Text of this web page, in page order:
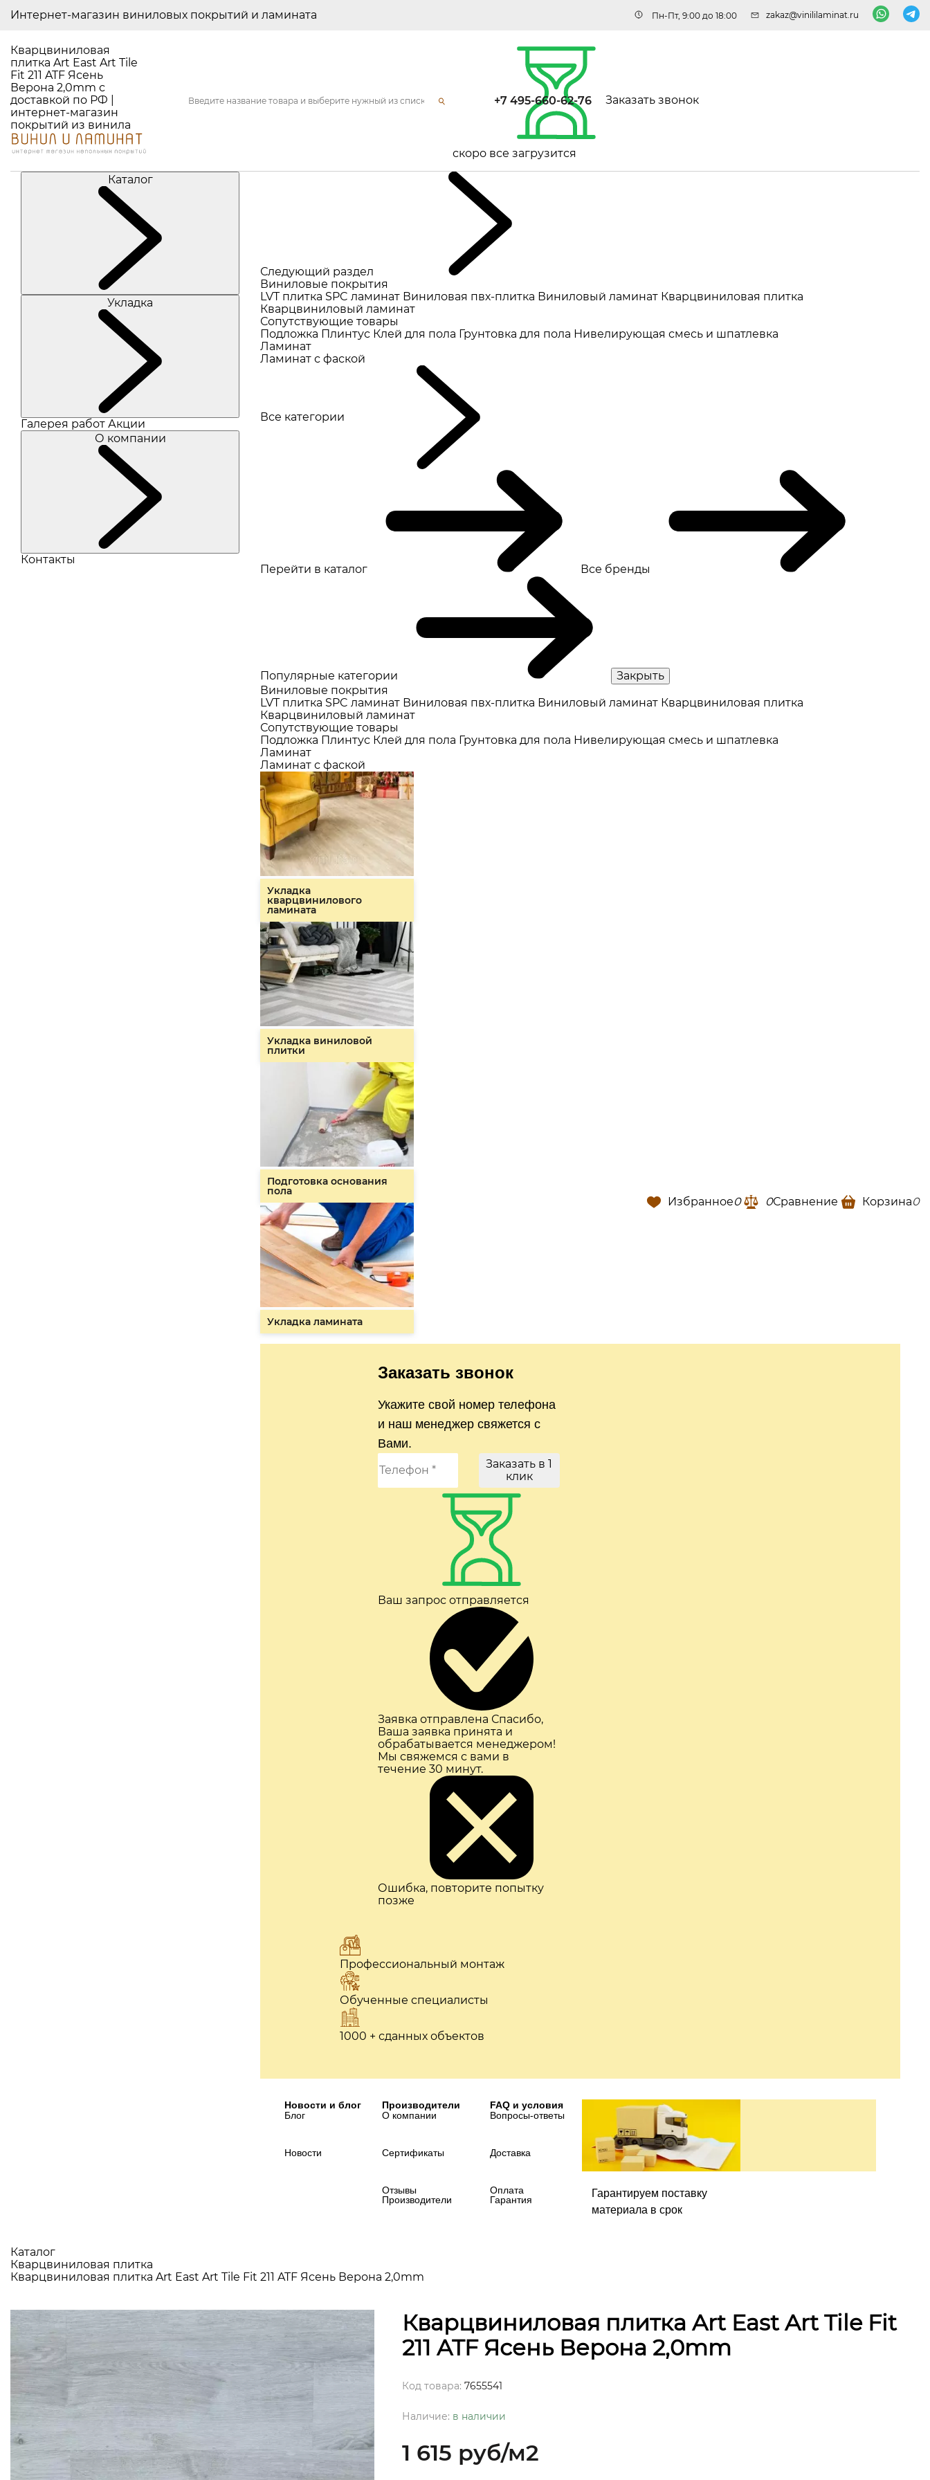
Интернет-магазин виниловых покрытий и ламината Пн-Пт, 9:00 до 18:00 zakaz@vinililaminat.ru
Кварцвиниловая
плитка Art East Art Tile
Fit 211 ATF Ясень
Верона 2,0mm с
доставкой по РФ |
интернет-магазин
покрытий из винила
скоро все загрузится
+7 495-660-62-76 Заказать звонок
Каталог
Укладка
Галерея работ Акции
О компании
Контакты
Следующий раздел
Виниловые покрытия
LVT плитка SPC ламинат Виниловая пвх-плитка Виниловый ламинат Кварцвиниловая плитка
Кварцвиниловый ламинат
Сопутствующие товары
Подложка Плинтус Клей для пола Грунтовка для пола Нивелирующая смесь и шпатлевка
Ламинат
Ламинат с фаской
Все катeгории
Перейти в каталог Все бренды
Популярные категории
Закрыть
Виниловые покрытия
LVT плитка SPC ламинат Виниловая пвх-плитка Виниловый ламинат Кварцвиниловая плитка
Кварцвиниловый ламинат
Сопутствующие товары
Подложка Плинтус Клей для пола Грунтовка для пола Нивелирующая смесь и шпатлевка
Ламинат
Ламинат с фаской
Укладка
кварцвинилового
ламината
Укладка виниловой
плитки
Подготовка основания
пола
Укладка ламината
Заказать звонок
Укажите свой номер телефона
и наш менеджер свяжется с
Вами.
Заказать в 1
клик
Ваш запрос отправляется
Заявка отправлена Спасибо,
Ваша заявка принята и
обрабатывается менеджером!
Мы свяжемся с вами в
течение 30 минут.
Ошибка, повторите попытку
позже
Профессиональный монтаж
Обученные специалисты
1000 + сданных объектов
Новости и блог
Блог
Новости
Производители
О компании
Сертификаты
Отзывы
Производители
FAQ и условия
Вопросы-ответы
Доставка
Оплата
Гарантия
Гарантируем поставку
материала в срок
Избранное0 0Сравнение Корзина0
Каталог
Кварцвиниловая плитка
Кварцвиниловая плитка Art East Art Tile Fit 211 ATF Ясень Верона 2,0mm
Кварцвиниловая плитка Art East Art Tile Fit
211 ATF Ясень Верона 2,0mm
Код товара: 7655541
Наличие: в наличии
1 615 руб/м2